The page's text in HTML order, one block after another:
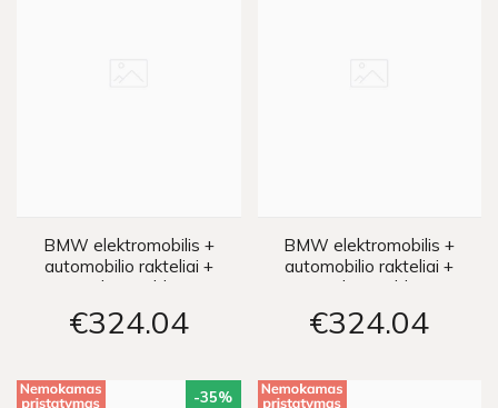
BMW elektromobilis +
automobilio rakteliai +
nuotolinio valdymo
pultelis - baltas
€324 04
BMW elektromobilis +
automobilio rakteliai +
nuotolinio valdymo
pultelis - raudonas
€324 04
-35%